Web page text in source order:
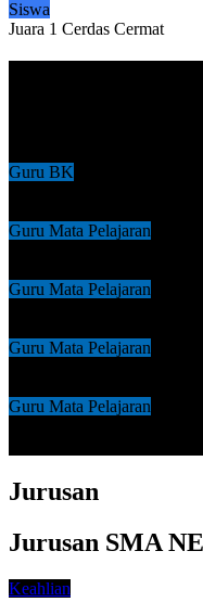
Siswa
Juara 1 Cerdas Cermat
Guru BK
Guru Mata Pelajaran
Guru Mata Pelajaran
Guru Mata Pelajaran
Guru Mata Pelajaran
Jurusan
Jurusan SMA
Keahlian